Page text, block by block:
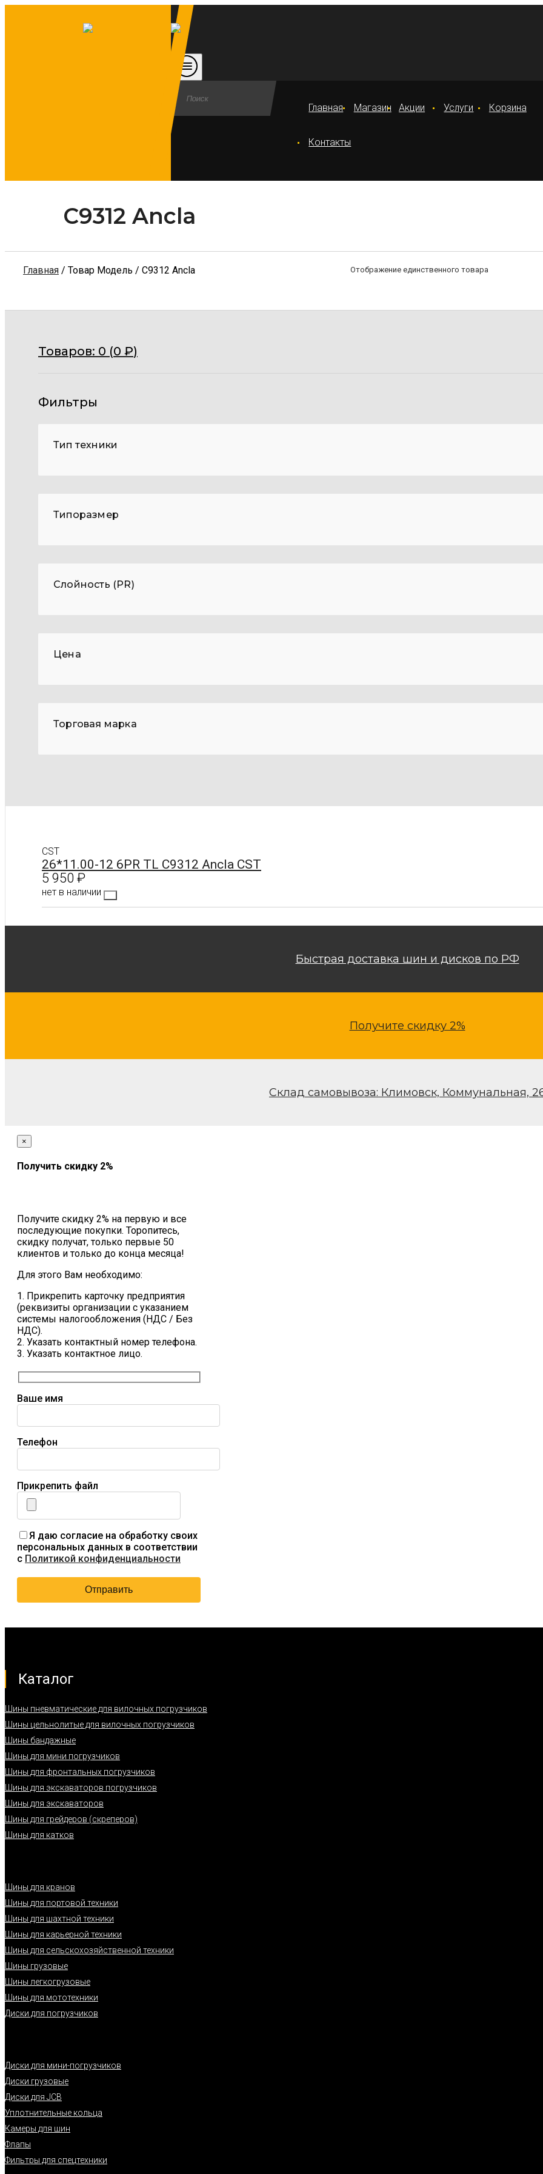
Главная Магазин Акции Услуги Корзина
Контакты
C9312 Ancla
Главная / Товар Модель / C9312 Ancla Отображение единственного товара
Товаров: 0 (0 ₽)
Фильтры
Тип техники
Типоразмер
Слойность (PR)
Цена
Торговая марка
CST
26*11.00-12 6PR TL C9312 Ancla CST
5 950 ₽
нет в наличии
Быстрая доставка шин и дисков по РФ
Получите скидку 2%
Склад самовывоза: Климовск, Коммунальная,
×
Получить скидку 2%
Получите скидку 2% на первую и все
последующие покупки. Торопитесь,
скидку получат, только первые 50
клиентов и только до конца месяца!
Для этого Вам необходимо:
1. Прикрепить карточку предприятия
(реквизиты организации с указанием
системы налогообложения (НДС / Без
НДС).
2. Указать контактный номер телефона.
3. Указать контактное лицо.
Ваше имя
Телефон
Прикрепить файл
Я даю согласие на обработку своих
персональных данных в соответствии
с Политикой конфиденциальности
Каталог
Шины пневматические для вилочных погрузчиков
Шины цельнолитые для вилочных погрузчиков
Шины бандажные
Шины для мини погрузчиков
Шины для фронтальных погрузчиков
Шины для экскаваторов погрузчиков
Шины для экскаваторов
Шины для грейдеров (скреперов)
Шины для катков
Шины для кранов
Шины для портовой техники
Шины для шахтной техники
Шины для карьерной техники
Шины для сельскохозяйственной техники
Шины грузовые
Шины легкогрузовые
Шины для мототехники
Диски для погрузчиков
Диски для мини-погрузчиков
Диски грузовые
Диски для JCB
Уплотнительные кольца
Камеры для шин
Флапы
Фильтры для спецтехники